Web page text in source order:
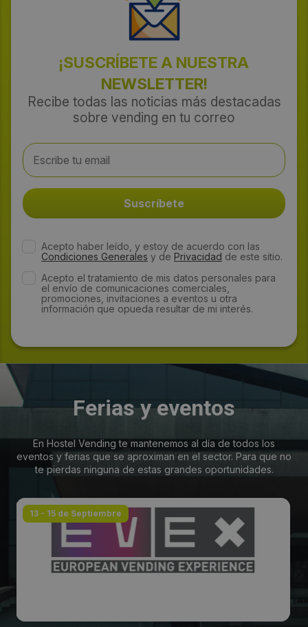
¡SUSCRÍBETE A NUESTRA
NEWSLETTER!
Recibe todas las noticias más destacadas
sobre vending en tu correo
Acepto haber leído, y estoy de acuerdo con las
Condiciones Generales y de Privacidad de este sitio.
Acepto el tratamiento de mis datos personales para
el envío de comunicaciones comerciales,
promociones, invitaciones a eventos u otra
información que opueda resultar de mi interés.
Ferias y eventos
En Hostel Vending te mantenemos al día de todos los
eventos y ferias que se aproximan en el sector. Para que no
te pierdas ninguna de estas grandes oportunidades.
13 - 15 de Septiembre